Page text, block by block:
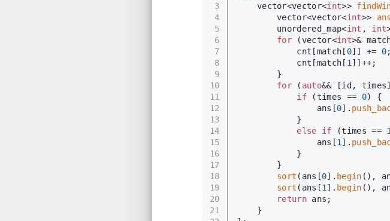
3
4
5
6
7
8
9
10
11
12
13
14
15
16
17
18
19
20
21
    vector<vector<
int>>
        vector<vector<
int>> ans
        unordered_map<
int , int
for (vector<int>&
            cnt[match[
0]] += 0;
            cnt[match[
1 ]]++;
        }
for ( auto&& [id,
if (times == 0) {
                ans[
0].
            }
else
if (times == 1
                ans[
1 ].
            }
        }
sort (ans[0]. begin (),
sort (ans[1 ]. begin (),
return ans;
    }